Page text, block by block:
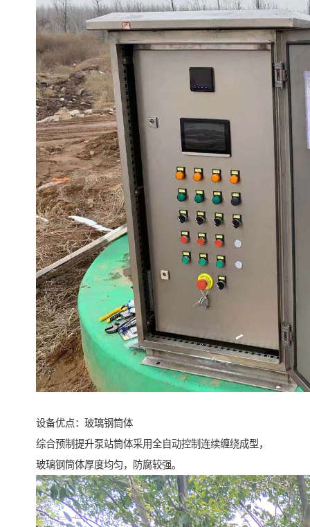
设备优点：玻璃钢筒体
综合预制提升泵站筒体采用全自动控制连续缠绕成型，
玻璃钢筒体厚度均匀，防腐较强。